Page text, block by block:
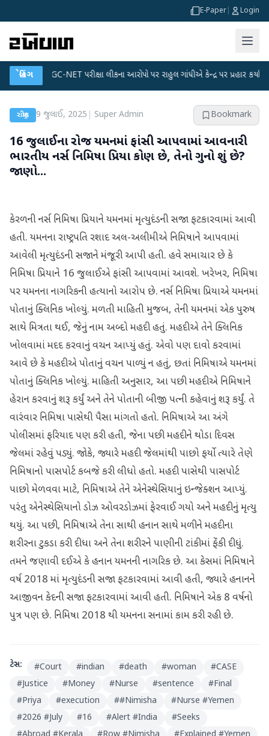
E-Paper Login
બ્રેકિંગ
UGC-NET પરીક્ષા લીકના આરોપો પર રાહુલ ગાંધીએ કેન્દ્ર પર પ્રહાર કર્યા ●
રાષ્ટ્રીય 9 જુલાઈ, 2025 Super Admin Bookmark
16 જુલાઈના રોજ યમનમાં ફાંસી આપવામાં આવનારી
ભારતીય નર્સ નિમિષા પ્રિયા કોણ છે, તેનો ગુનો શું છે?
જાણો...
કેરળની નર્સ નિમિષા પ્રિયાને યમનમાં મૃત્યુદંડની સજા ફટકારવામાં આવી
હતી. યમનના રાષ્ટ્રપતિ રશાદ અલ-અલીમીએ નિમિષાને આપવામાં
આવેલી મૃત્યુદંડની સજાને મંજૂરી આપી હતી. હવે સમાચાર છે કે
નિમિષા પ્રિયાને 16 જુલાઈએ ફાંસી આપવામાં આવશે. ખરેખર, નિમિષા
પર યમનના નાગરિકની હત્યાનો આરોપ છે. નર્સ નિમિષા પ્રિયાએ યમનમાં
પોતાનું ક્લિનિક ખોલ્યું. મળતી માહિતી મુજબ, તેની યમનમાં એક પુરુષ
સાથે મિત્રતા થઈ, જેનું નામ અબ્દો મહદી હતું. મહદીએ તેને ક્લિનિક
ખોલવામાં મદદ કરવાનું વચન આપ્યું હતું. એવો પણ દાવો કરવામાં
આવે છે કે મહદીએ પોતાનું વચન પાળ્યું ન હતું, છતાં નિમિષાએ યમનમાં
પોતાનું ક્લિનિક ખોલ્યું. માહિતી અનુસાર, આ પછી મહદીએ નિમિષાને
હેરાન કરવાનું શરૂ કર્યું અને તેને પોતાની બીજી પત્ની કહેવાનું શરૂ કર્યું. તે
વારંવાર નિમિષા પાસેથી પૈસા માંગતો હતો. નિમિષાએ આ અંગે
પોલીસમાં ફરિયાદ પણ કરી હતી, જેના પછી મહદીને થોડા દિવસ
જેલમાં રહેવું પડ્યું. જોકે, જ્યારે મહદી જેલમાંથી પાછો ફર્યો ત્યારે તેણે
નિમિષાનો પાસપોર્ટ કબજે કરી લીધો હતો. મહદી પાસેથી પાસપોર્ટ
પાછો મેળવવા માટે, નિમિષાએ તેને એનેસ્થેસિયાનું ઇન્જેક્શન આપ્યું.
પરંતુ એનેસ્થેસિયાનો ડોઝ ઓવરડોઝમાં ફેરવાઈ ગયો અને મહદીનું મૃત્યુ
થયું. આ પછી, નિમિષાએ તેના સાથી હનાન સાથે મળીને મહદીના
શરીરના ટુકડા કરી દીધા અને તેના શરીરને પાણીની ટાંકીમાં ફેંકી દીધું.
તમને જણાવી દઈએ કે હનાન યમનની નાગરિક છે. આ કેસમાં નિમિષાને
વર્ષ 2018 માં મૃત્યુદંડની સજા ફટકારવામાં આવી હતી, જ્યારે હનાનને
આજીવન કેદની સજા ફટકારવામાં આવી હતી. નિમિષાને એક 8 વર્ષનો
પુત્ર પણ છે. નિમિષા 2018 થી યમનના સનામાં કામ કરી રહી છે.
ટેગ્સ: #Court #indian #death #woman #CASE
#Justice #Money #Nurse #sentence #Final
#Priya #execution ##Nimisha #Nurse #Yemen
#2026 #July #16 #Alert #India #Seeks